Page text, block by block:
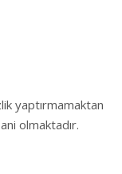
yaptırmamaktan
olmaktadır.